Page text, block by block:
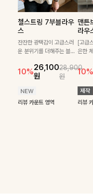
첼스트링 7부블라우
스
잔잔한 광택감이 고급스러
운 분위기를 더해주는 블라
프릴 밑단이 자연스럽게 실
루엣을 살려주며, 여유로운
스러운 무드를 완성해준답
니다 🤍
10%26,100
원
28,900
원
리뷰 카운트 영역
맨튼
라우
[고급
은한
로 고
었으
을 더
블라
10%
리뷰
론클디 브이넥니트
부드럽게 몸을 감싸는 니트
짜임으로 편안한 착용감을
더해드리며 여유 있게 떨어
여리여리한 실루엣을 완성
해드려요 ✨ 단독은 물론 다
게 매치되는 데일리 니트랍
니다
10%원
원
리뷰 카운트 영역
칠스
부니
[골드
스트
이템
으로
어 주
10%
리뷰
필첸체크 스트링블라
우스+플레어스커트
SET
[활용도 좋은 투피스]은은한
테일이 어우러진 투피스 세
트입니다. 여유로운 상의와
풍성하게 퍼지는 롱스커트가
론, 단품으로도 다양하게 활
42,900
원
49,800
특스
피스
SET
가볍고
성되어
도 높
주는
이 활
며, 스